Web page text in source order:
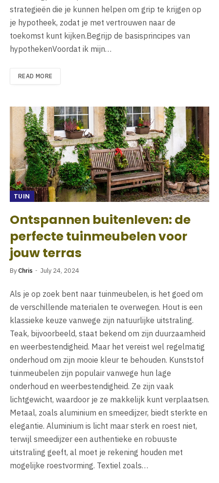
strategieën die je kunnen helpen om grip te krijgen op
je hypotheek, zodat je met vertrouwen naar de
toekomst kunt kijken.Begrijp de basisprincipes van
hypothekenVoordat ik mijn…
READ MORE
TUIN
Ontspannen buitenleven: de
perfecte tuinmeubelen voor
jouw terras
By Chris July 24, 2024
Als je op zoek bent naar tuinmeubelen, is het goed om
de verschillende materialen te overwegen. Hout is een
klassieke keuze vanwege zijn natuurlijke uitstraling.
Teak, bijvoorbeeld, staat bekend om zijn duurzaamheid
en weerbestendigheid. Maar het vereist wel regelmatig
onderhoud om zijn mooie kleur te behouden. Kunststof
tuinmeubelen zijn populair vanwege hun lage
onderhoud en weerbestendigheid. Ze zijn vaak
lichtgewicht, waardoor je ze makkelijk kunt verplaatsen.
Metaal, zoals aluminium en smeedijzer, biedt sterkte en
elegantie. Aluminium is licht maar sterk en roest niet,
terwijl smeedijzer een authentieke en robuuste
uitstraling geeft, al moet je rekening houden met
mogelijke roestvorming. Textiel zoals…